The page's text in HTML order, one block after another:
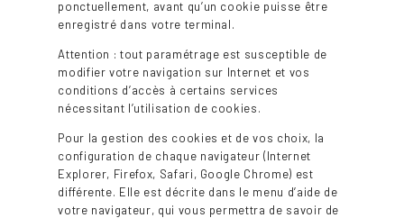
ponctuellement, avant qu’un cookie puisse être
enregistré dans votre terminal.
Attention : tout paramétrage est susceptible de
modifier votre navigation sur Internet et vos
conditions d’accès à certains services
nécessitant l’utilisation de cookies.
Pour la gestion des cookies et de vos choix, la
configuration de chaque navigateur (Internet
Explorer, Firefox, Safari, Google Chrome) est
différente. Elle est décrite dans le menu d’aide de
votre navigateur, qui vous permettra de savoir de